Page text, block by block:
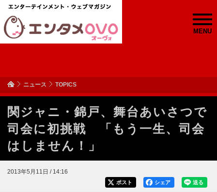
MENU
ニュース TOPICS
関ジャニ・錦戸、舞台あいさつで
司会に初挑戦 「もう一生、司会
はしません！」
2013年5月11日 / 14:16
送る
シェア
ポスト